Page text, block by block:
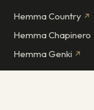
Hemma Country ↗
Hemma Chapinero
Hemma Genki ↗